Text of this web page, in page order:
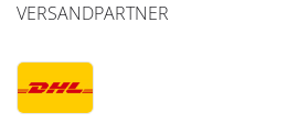
VERSANDPARTNER